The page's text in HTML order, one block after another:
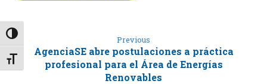
Alternar alto contraste
Alternar tamaño de letra
Previous
AgenciaSE abre postulaciones a práctica
profesional para el Área de Energías
Renovables